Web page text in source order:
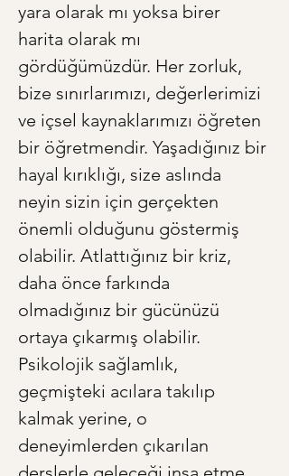
yara olarak mı yoksa birer
harita olarak mı
gördüğümüzdür. Her zorluk,
bize sınırlarımızı, değerlerimizi
ve içsel kaynaklarımızı öğreten
bir öğretmendir. Yaşadığınız bir
hayal kırıklığı, size aslında
neyin sizin için gerçekten
önemli olduğunu göstermiş
olabilir. Atlattığınız bir kriz,
daha önce farkında
olmadığınız bir gücünüzü
ortaya çıkarmış olabilir.
Psikolojik sağlamlık,
geçmişteki acılara takılıp
kalmak yerine, o
deneyimlerden çıkarılan